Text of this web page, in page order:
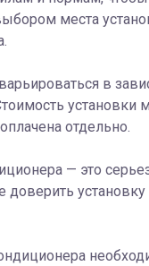
места
в
отдельно.
— это